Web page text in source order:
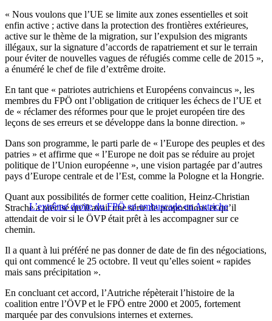
« Nous voulons que l’UE se limite aux zones essentielles et soit
enfin active ; active dans la protection des frontières extérieures,
active sur le thème de la migration, sur l’expulsion des migrants
illégaux, sur la signature d’accords de rapatriement et sur le terrain
pour éviter de nouvelles vagues de réfugiés comme celle de 2015 »,
a énuméré le chef de file d’extrême droite.
En tant que « patriotes autrichiens et Européens convaincus », les
membres du FPÖ ont l’obligation de critiquer les échecs de l’UE et
de « réclamer des réformes pour que le projet européen tire des
leçons de ses erreurs et se développe dans la bonne direction. »
Dans son programme, le parti parle de « l’Europe des peuples et des
patries » et affirme que « l’Europe ne doit pas se réduire au projet
politique de l’Union européenne », une vision partagée par d’autres
pays d’Europe centrale et de l’Est, comme la Pologne et la Hongrie.
L’extrême droite du FPÖ en embuscade en Autriche
Quant aux possibilités de former cette coalition, Heinz-Christian
Strache a précisé qu’il avait une série de propositions et qu’il
attendait de voir si le ÖVP était prêt à les accompagner sur ce
chemin.
Il a quant à lui préféré ne pas donner de date de fin des négociations,
qui ont commencé le 25 octobre. Il veut qu’elles soient « rapides
mais sans précipitation ».
En concluant cet accord, l’Autriche répèterait l’histoire de la
coalition entre l’ÖVP et le FPÖ entre 2000 et 2005, fortement
marquée par des convulsions internes et externes.